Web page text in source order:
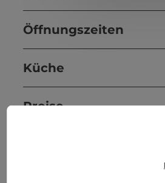
Öffnungszeiten
Küche
Preise